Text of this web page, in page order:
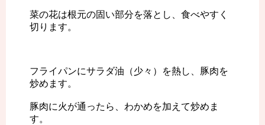
菜の花は根元の固い部分を落とし、食べやすく
切ります。
フライパンにサラダ油（少々）を熱し、豚肉を
炒めます。
豚肉に火が通ったら、わかめを加えて炒めま
す。